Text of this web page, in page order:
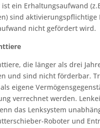
ist ein Erhaltungsaufwand
sind
nicht gefördert wird.
die länger als drei
und sind nicht förderbar.
eigene
verrechnet werden.
das Lenksystem
Roboter und